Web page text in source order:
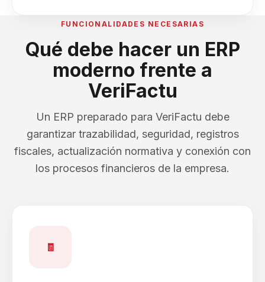
FUNCIONALIDADES NECESARIAS
Qué debe hacer un ERP
moderno frente a
VeriFactu
Un ERP preparado para VeriFactu debe
garantizar trazabilidad, seguridad, registros
fiscales, actualización normativa y conexión con
los procesos financieros de la empresa.
🧾